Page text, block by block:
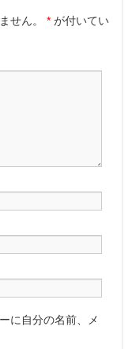
せん。 * が付いてい
に自分の名前、メ